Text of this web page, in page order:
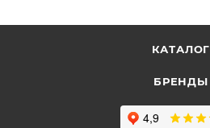
КАТАЛОГ
БРЕНДЫ